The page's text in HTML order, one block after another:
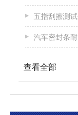
五指刮擦测
汽车密封条
查看全部